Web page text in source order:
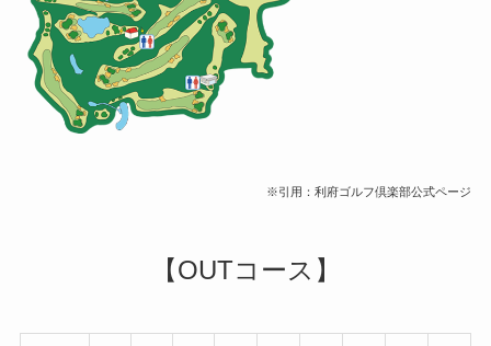
※引用：利府ゴルフ倶楽部公式ページ
【OUTコース】